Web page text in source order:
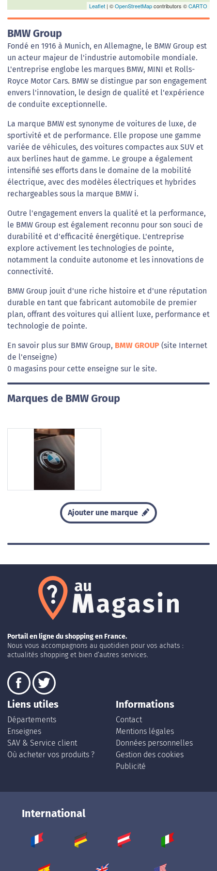
Leaflet | ©OpenStreetMapcontributors ©CARTO
BMW Group
Fondé en 1916 à Munich, en Allemagne, le BMW Group est
un acteur majeur de l'industrie automobile mondiale.
L'entreprise englobe les marques BMW, MINI et Rolls-
Royce Motor Cars. BMW se distingue par son engagement
envers l'innovation, le design de qualité et l'expérience
de conduite exceptionnelle.
La marque BMW est synonyme de voitures de luxe, de
sportivité et de performance. Elle propose une gamme
variée de véhicules, des voitures compactes aux SUV et
aux berlines haut de gamme. Le groupe a également
intensifié ses efforts dans le domaine de la mobilité
électrique, avec des modèles électriques et hybrides
rechargeables sous la marque BMW i.
Outre l'engagement envers la qualité et la performance,
le BMW Group est également reconnu pour son souci de
durabilité et d'efficacité énergétique. L'entreprise
explore activement les technologies de pointe,
notamment la conduite autonome et les innovations de
connectivité.
BMW Group jouit d'une riche histoire et d'une réputation
durable en tant que fabricant automobile de premier
plan, offrant des voitures qui allient luxe, performance et
technologie de pointe.
En savoir plus sur BMW Group, BMW GROUP (site Internet
de l'enseigne)
0 magasins pour cette enseigne sur le site.
Marques de BMW Group
Ajouter une marque
Portail en ligne du shopping en France.
Nous vous accompagnons au quotidien pour vos achats :
actualités shopping et bien d’autres services.
Liens utiles
Départements
Enseignes
SAV & Service client
Où acheter vos produits ?
Informations
Contact
Mentions légales
Données personnelles
Gestion des cookies
Publicité
International